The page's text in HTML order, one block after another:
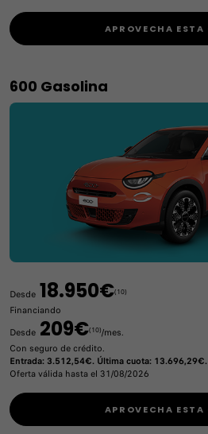
APROVECHA ESTA
600 Gasolina
Desde 18.950€(10)
Financiando
Desde 209€(10)/mes.
Con seguro de crédito.
Entrada: 3.512,54€. Última cuota: 13.696,29€.
Oferta válida hasta el 31/08/2026
APROVECHA ESTA